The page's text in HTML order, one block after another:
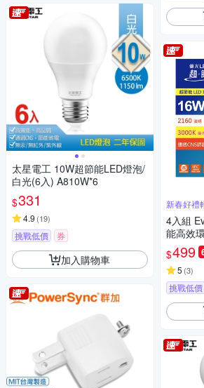
太星電工 10W超節能LED燈泡/
白光(6入) A810W*6
$331
4.9 (19)
挑戰低價 券
加入購物車
新春好禮
4入組
能高效
光/自然
$499
5 (3)
挑戰低價